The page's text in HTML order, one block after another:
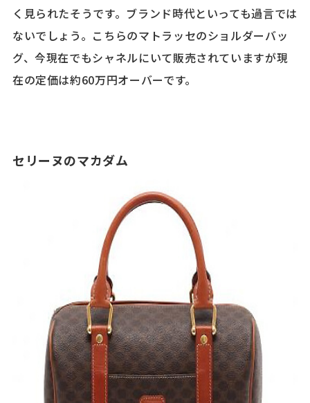
く見られたそうです。ブランド時代といっても過言では
ないでしょう。こちらのマトラッセのショルダーバッ
グ、今現在でもシャネルにいて販売されていますが現
在の定価は約60万円オーバーです。
セリーヌのマカダム